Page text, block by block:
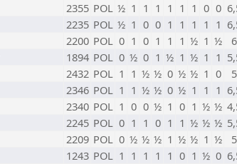
2355 POL ½ 1 1 1 1 1 1 0 0
2235 POL ½ 1 0 0 1 1 1 1 1
2200 POL 0 1 0 1 1 1 ½ 1 ½ 6
1894 POL 0 ½ 0 1 ½ 1 ½ 1 1
2432 POL 1 1 ½ ½ 0 ½ ½ 1 0 5
2346 POL 1 1 ½ ½ 0 ½ 1 1 1
2340 POL 1 0 0 ½ 1 0 1 ½ ½
2245 POL 0 1 1 0 1 1 ½ ½ ½
2209 POL 0 ½ ½ ½ 1 ½ ½ 1 ½ 5
1243 POL 1 1 1 1 1 0 1 ½ 0